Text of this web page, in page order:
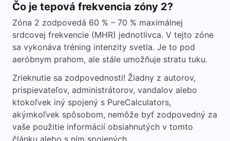
Čo je tepová frekvencia zóny 2?
Zóna 2 zodpovedá 60 % – 70 % maximálnej
srdcovej frekvencie (MHR) jednotlivca. V tejto zóne
sa vykonáva tréning intenzity svetla. Je to pod
aeróbnym prahom, ale stále umožňuje stratu tuku.
Zrieknutie sa zodpovednosti! Žiadny z autorov,
prispievateľov, administrátorov, vandalov alebo
ktokoľvek iný spojený s PureCalculators,
akýmkoľvek spôsobom, nemôže byť zodpovedný za
vaše použitie informácií obsiahnutých v tomto